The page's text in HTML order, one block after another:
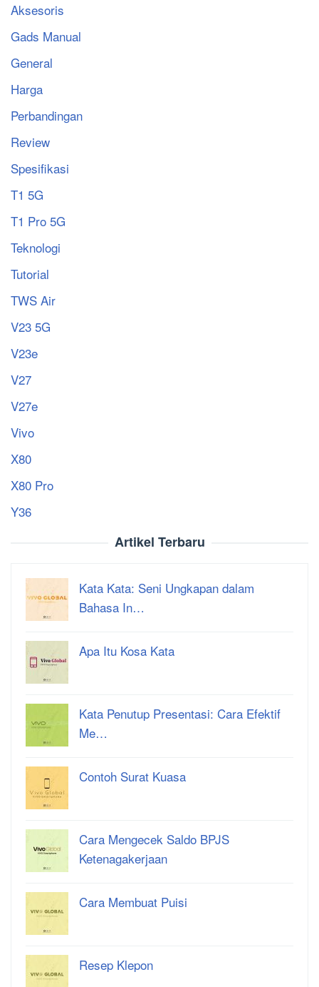
Aksesoris
Gads Manual
General
Harga
Perbandingan
Review
Spesifikasi
T1 5G
T1 Pro 5G
Teknologi
Tutorial
TWS Air
V23 5G
V23e
V27
V27e
Vivo
X80
X80 Pro
Y36
Artikel Terbaru
Kata Kata: Seni Ungkapan dalam
Bahasa In…
Apa Itu Kosa Kata
Kata Penutup Presentasi: Cara Efektif
Me…
Contoh Surat Kuasa
Cara Mengecek Saldo BPJS
Ketenagakerjaan
Cara Membuat Puisi
Resep Klepon